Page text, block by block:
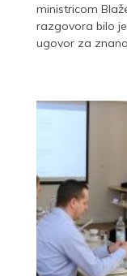
ministricom
razgovora bilo
ugovor za